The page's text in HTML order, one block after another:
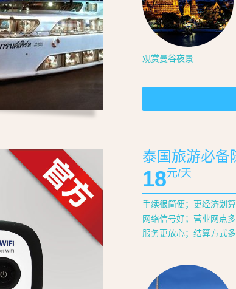
观赏曼谷夜景
泰国旅游必备
18元/天
手续很简便；更经济划算
网络信号好；营业网点多
服务更放心；结算方式多